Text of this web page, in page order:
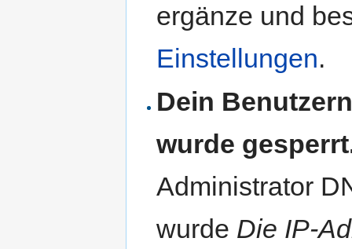
ergänze und
Einstellungen.
Dein
wurde
Administrator
wurde Die IP-